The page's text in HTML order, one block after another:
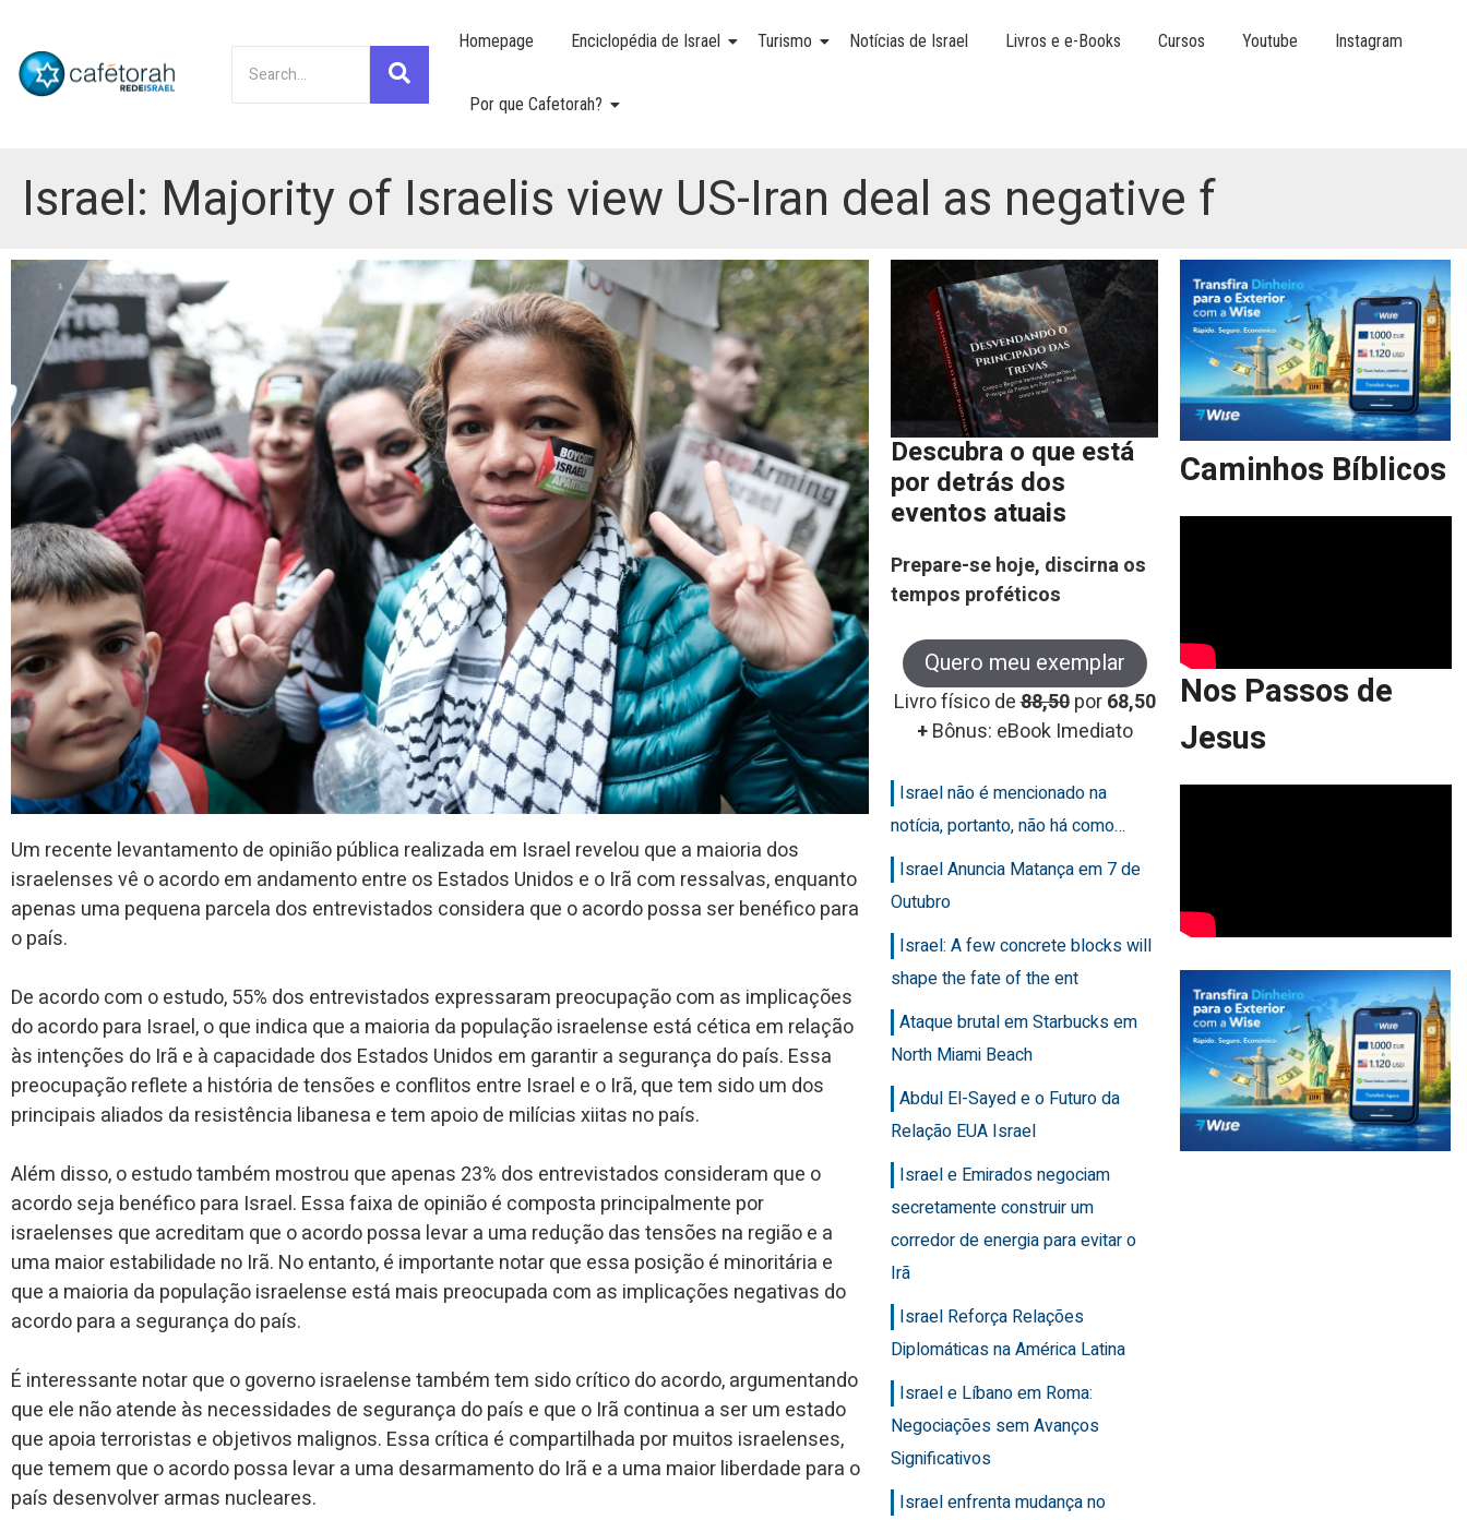
Homepage Enciclopédia de Israel Turismo Notícias de Israel Livros e e-Books Cursos Youtube Instagram
Por que Cafetorah?
Israel: Majority of Israelis view US-Iran deal as negative f
Um recente levantamento de opinião pública realizada em Israel revelou que a maioria dos
israelenses vê o acordo em andamento entre os Estados Unidos e o Irã com ressalvas, enquanto
apenas uma pequena parcela dos entrevistados considera que o acordo possa ser benéfico para
o país.
De acordo com o estudo, 55% dos entrevistados expressaram preocupação com as implicações
do acordo para Israel, o que indica que a maioria da população israelense está cética em relação
às intenções do Irã e à capacidade dos Estados Unidos em garantir a segurança do país. Essa
preocupação reflete a história de tensões e conflitos entre Israel e o Irã, que tem sido um dos
principais aliados da resistência libanesa e tem apoio de milícias xiitas no país.
Além disso, o estudo também mostrou que apenas 23% dos entrevistados consideram que o
acordo seja benéfico para Israel. Essa faixa de opinião é composta principalmente por
israelenses que acreditam que o acordo possa levar a uma redução das tensões na região e a
uma maior estabilidade no Irã. No entanto, é importante notar que essa posição é minoritária e
que a maioria da população israelense está mais preocupada com as implicações negativas do
acordo para a segurança do país.
É interessante notar que o governo israelense também tem sido crítico do acordo, argumentando
que ele não atende às necessidades de segurança do país e que o Irã continua a ser um estado
que apoia terroristas e objetivos malignos. Essa crítica é compartilhada por muitos israelenses,
que temem que o acordo possa levar a uma desarmamento do Irã e a uma maior liberdade para o
país desenvolver armas nucleares.
Descubra o que está
por detrás dos
eventos atuais
Prepare-se hoje, discirna os
tempos proféticos
Quero meu exemplar
Livro físico de88,50 por68,50
+Bônus: eBook Imediato
Israel não é mencionado na
notícia, portanto, não há como…
Israel Anuncia Matança em 7 de
Outubro
Israel: A few concrete blocks will
shape the fate of the ent
Ataque brutal em Starbucks em
North Miami Beach
Abdul El-Sayed e o Futuro da
Relação EUA Israel
Israel e Emirados negociam
secretamente construir um
corredor de energia para evitar o
Irã
Israel Reforça Relações
Diplomáticas na América Latina
Israel e Líbano em Roma:
Negociações sem Avanços
Significativos
Israel enfrenta mudança no
Caminhos Bíblicos
Nos Passos de
Jesus